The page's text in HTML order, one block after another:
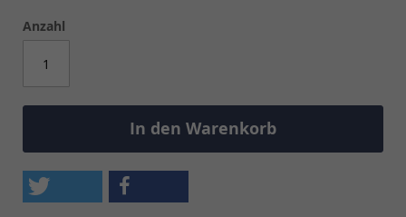
Anzahl
In den Warenkorb